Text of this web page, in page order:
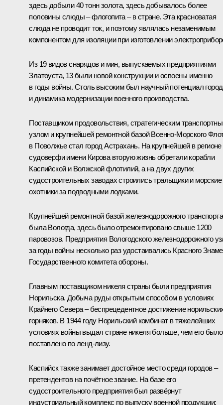
здесь добыли 40 тонн золота, здесь добывалось более
половины слюды – флогопита – в стране. Эта красноватая
слюда не проводит ток, и поэтому являлась незаменимым
компонентом для изоляции при изготовлении
Из 19 видов снарядов и мин, выпускаемых предприятиями
Златоуста, 13 были новой конструкции и освоены именно
в годы войны. Столь высоким был научный потенциал
и динамика модернизации военного производства.
Поставщиком продовольствия, стратегическим
узлом и крупнейшей ремонтной базой Военно-Морского
в Поволжье стал город Астрахань. На крупнейшей в регионе
судоверфи имени Кирова вторую жизнь обретали корабли
Каспийской и Волжской флотилий, а на двух других
судостроительных заводах строились тральщики и морские
охотники за подводными лодками.
Крупнейшей ремонтной базой железнодорожного транспорта
была Вологда, здесь было отремонтировано свыше 1200
паровозов. Предприятия Вологодского железнодорожного
за годы войны несколько раз удостаивались Красного
Государственного комитета обороны.
Главным поставщиком никеля страны были предприятия
Норильска. Добыча руды открытым способом в условиях
Крайнего Севера – беспрецедентное достижение
горняков. В 1944 году Норильский комбинат в тяжелейших
условиях войны выдал стране никеля больше, чем его было
поставлено по ленд-лизу.
Каспийск также занимает достойное место среди городов –
претендентов на почётное звание. На базе его
судостроительного предприятия был развёрнут
индустриальный комплекс по выпуску военной продукции: